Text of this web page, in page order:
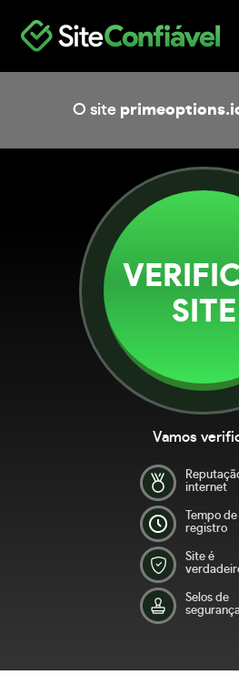
O site
SITE
Vamos
internet
Tempo de
registro
Site é
Selos de